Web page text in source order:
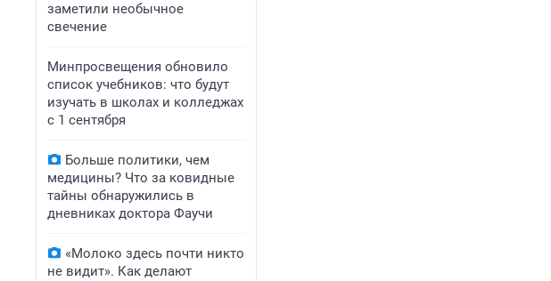
заметили необычное
свечение
Минпросвещения обновило
список учебников: что будут
изучать в школах и колледжах
с 1 сентября
Больше политики, чем
медицины? Что за ковидные
тайны обнаружились в
дневниках доктора Фаучи
«Молоко здесь почти никто
не видит». Как делают